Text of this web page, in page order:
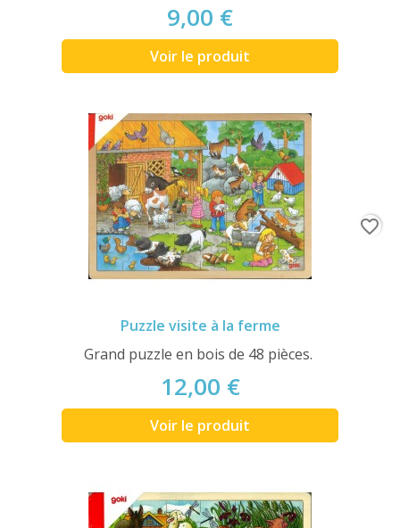
9,00 €
Voir le produit
Puzzle visite à la ferme
Grand puzzle en bois de 48 pièces.
12,00 €
Voir le produit
favorite_border